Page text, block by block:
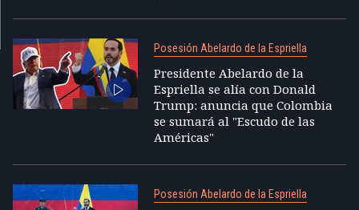
Posesión Abelardo de la Espriella
Presidente Abelardo de la
Espriella se alía con Donald
Trump: anuncia que Colombia
se sumará al "Escudo de las
Américas"
Posesión Abelardo de la Espriella